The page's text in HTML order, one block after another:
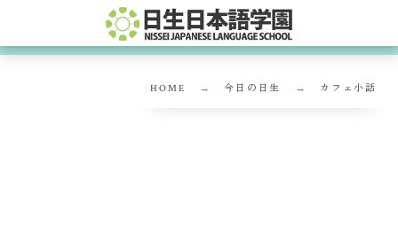
HOME 今日の日生 カフェ小話